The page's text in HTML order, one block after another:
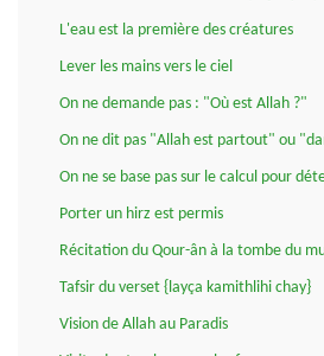
L'eau est la première des créatures
Lever les mains vers le ciel
On ne demande pas : "Où est Allah ?"
On ne dit pas "Allah est partout" ou
On ne se base pas sur le calcul pour
Porter un hirz est permis
Récitation du Qour-ân à la tombe du
Tafsir du verset {layça kamithlihi chay}
Vision de Allah au Paradis